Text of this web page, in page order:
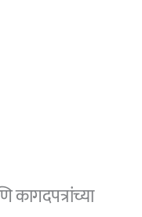
कागदपत्रांच्या